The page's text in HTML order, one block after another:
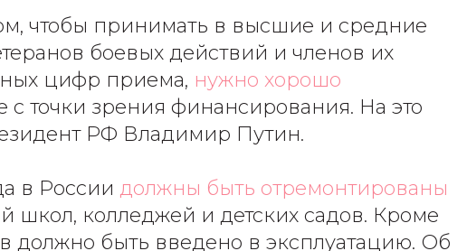
чтобы принимать в высшие и средние
боевых действий и членов их
цифр приема, нужно хорошо
с точки зрения финансирования. На это
РФ Владимир Путин.
в России должны быть отремонтированы
школ, колледжей и детских садов. Кроме
должно быть введено в эксплуатацию. Об